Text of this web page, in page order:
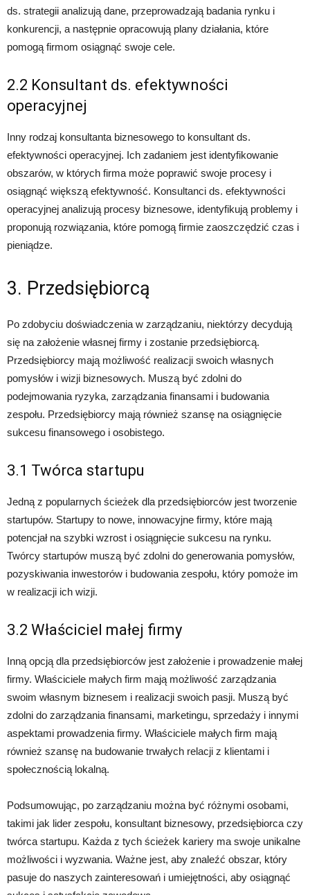
ds. strategii analizują dane, przeprowadzają badania rynku i
konkurencji, a następnie opracowują plany działania, które
pomogą firmom osiągnąć swoje cele.
2.2 Konsultant ds. efektywności
operacyjnej
Inny rodzaj konsultanta biznesowego to konsultant ds.
efektywności operacyjnej. Ich zadaniem jest identyfikowanie
obszarów, w których firma może poprawić swoje procesy i
osiągnąć większą efektywność. Konsultanci ds. efektywności
operacyjnej analizują procesy biznesowe, identyfikują problemy i
proponują rozwiązania, które pomogą firmie zaoszczędzić czas i
pieniądze.
3. Przedsiębiorcą
Po zdobyciu doświadczenia w zarządzaniu, niektórzy decydują
się na założenie własnej firmy i zostanie przedsiębiorcą.
Przedsiębiorcy mają możliwość realizacji swoich własnych
pomysłów i wizji biznesowych. Muszą być zdolni do
podejmowania ryzyka, zarządzania finansami i budowania
zespołu. Przedsiębiorcy mają również szansę na osiągnięcie
sukcesu finansowego i osobistego.
3.1 Twórca startupu
Jedną z popularnych ścieżek dla przedsiębiorców jest tworzenie
startupów. Startupy to nowe, innowacyjne firmy, które mają
potencjał na szybki wzrost i osiągnięcie sukcesu na rynku.
Twórcy startupów muszą być zdolni do generowania pomysłów,
pozyskiwania inwestorów i budowania zespołu, który pomoże im
w realizacji ich wizji.
3.2 Właściciel małej firmy
Inną opcją dla przedsiębiorców jest założenie i prowadzenie małej
firmy. Właściciele małych firm mają możliwość zarządzania
swoim własnym biznesem i realizacji swoich pasji. Muszą być
zdolni do zarządzania finansami, marketingu, sprzedaży i innymi
aspektami prowadzenia firmy. Właściciele małych firm mają
również szansę na budowanie trwałych relacji z klientami i
społecznością lokalną.
Podsumowując, po zarządzaniu można być różnymi osobami,
takimi jak lider zespołu, konsultant biznesowy, przedsiębiorca czy
twórca startupu. Każda z tych ścieżek kariery ma swoje unikalne
możliwości i wyzwania. Ważne jest, aby znaleźć obszar, który
pasuje do naszych zainteresowań i umiejętności, aby osiągnąć